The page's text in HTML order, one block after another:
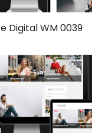
Digital WM 0039